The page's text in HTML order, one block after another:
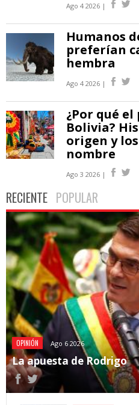
Ago 4 2026 |
Humanos
preferían
hembra
Ago 4 2026 |
¿Por qué
Bolivia?
origen y
nombre
Ago 3 2026 |
RECIENTE POPULAR
OPINIÓN Ago 6 2026
La apuesta de Rodrigo